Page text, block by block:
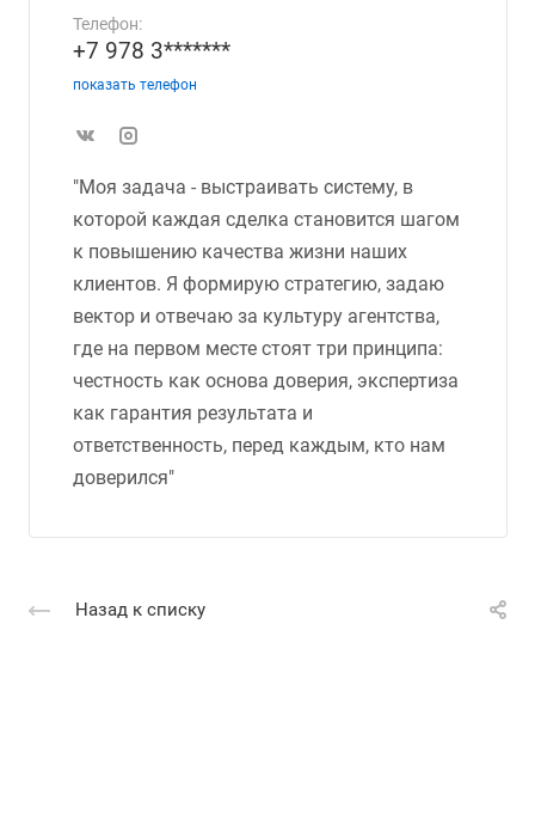
Телефон:
+7 978 3*******
показать телефон
"Моя задача - выстраивать систему, в
которой каждая сделка становится шагом
к повышению качества жизни наших
клиентов. Я формирую стратегию, задаю
вектор и отвечаю за культуру агентства,
где на первом месте стоят три принципа:
честность как основа доверия, экспертиза
как гарантия результата и
ответственность, перед каждым, кто нам
доверился"
Назад к списку